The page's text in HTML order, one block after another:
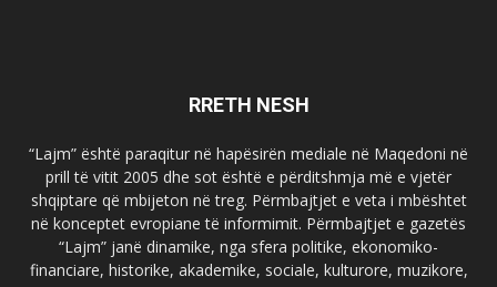
RRETH NESH
“Lajm” është paraqitur në hapësirën mediale në Maqedoni në
prill të vitit 2005 dhe sot është e përditshmja më e vjetër
shqiptare që mbijeton në treg. Përmbajtjet e veta i mbështet
në konceptet evropiane të informimit. Përmbajtjet e gazetës
“Lajm” janë dinamike, nga sfera politike, ekonomiko-
financiare, historike, akademike, sociale, kulturore, muzikore,